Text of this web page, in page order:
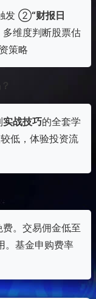
发 ②“财报日
多维度判断股票估
策略
实战技巧的全套学
低，体验投资流
。交易佣金低至
。基金申购费率